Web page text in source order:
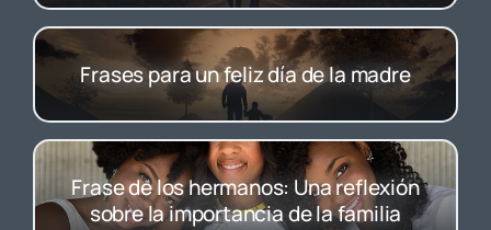
Frases para un feliz día de la madre
Frase de los hermanos: Una reflexión
sobre la importancia de la familia